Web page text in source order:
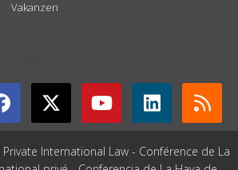
Vakanzen
International Law - Conférence de La